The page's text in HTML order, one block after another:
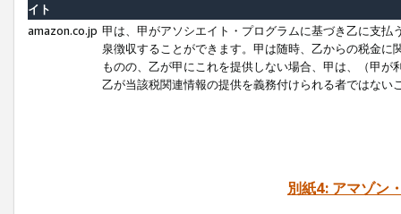
イト
amazon.co.jp 甲は、甲がアソシエイト・プログラムに基づき乙に支
泉徴収することができます。甲は随時、乙からの税金
ものの、乙が甲にこれを提供しない場合、甲は、（甲
乙が当該税関連情報の提供を義務付けられる者ではな
別紙4: アマゾン